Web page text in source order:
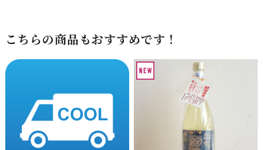
こちらの商品もおすすめです！